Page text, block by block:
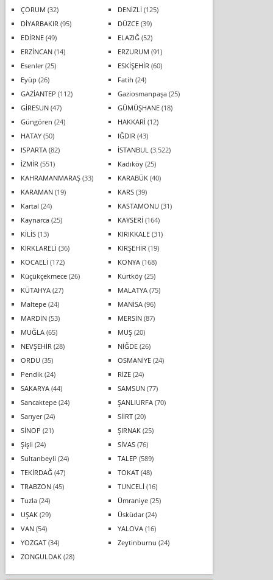
ÇORUM (32) DENİZLİ (125)
DİYARBAKIR (95) DÜZCE(39)
EDİRNE(49) ELAZIĞ(52)
ERZİNCAN(14) ERZURUM (91)
Esenler(25) ESKİŞEHİR (60)
Eyüp (26) Fatih (24)
GAZİANTEP (112) Gaziosmanpaşa(25)
GİRESUN(47) GÜMÜŞHANE(18)
Güngören (24) HAKKARİ (12)
HATAY(50) IĞDIR (43)
ISPARTA(82) İSTANBUL (3.522)
İZMİR (551) Kadıköy(25)
KAHRAMANMARAŞ(33) KARABÜK(40)
KARAMAN(19) KARS(39)
Kartal (24) KASTAMONU (31)
Kaynarca(25) KAYSERİ (164)
KİLİS(13) KIRIKKALE(31)
KIRKLARELİ (36) KIRŞEHİR (19)
KOCAELİ (172) KONYA(168)
Küçükçekmece(26) Kurtköy(25)
KÜTAHYA(27) MALATYA(75)
Maltepe(24) MANİSA(96)
MARDİN(53) MERSİN(87)
MUĞLA(65) MUŞ(20)
NEVŞEHİR (28) NİĞDE(26)
ORDU (35) OSMANİYE(24)
Pendik(24) RİZE(24)
SAKARYA(44) SAMSUN(77)
Sancaktepe(24) ŞANLIURFA(70)
Sarıyer(24) SİİRT(20)
SİNOP (21) ŞIRNAK(25)
Şişli (24) SİVAS(76)
Sultanbeyli (24) TALEP (589)
TEKİRDAĞ(47) TOKAT(48)
TRABZON(45) TUNCELİ (16)
Tuzla(24) Ümraniye(25)
UŞAK(29) Üsküdar(24)
VAN(54) YALOVA(16)
YOZGAT(34) Zeytinburnu (24)
ZONGULDAK(28)